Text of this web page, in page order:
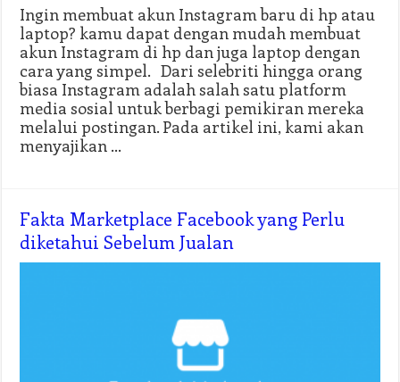
Ingin membuat akun Instagram baru di hp atau
laptop? kamu dapat dengan mudah membuat
akun Instagram di hp dan juga laptop dengan
cara yang simpel. Dari selebriti hingga orang
biasa Instagram adalah salah satu platform
media sosial untuk berbagi pemikiran mereka
melalui postingan. Pada artikel ini, kami akan
menyajikan …
Fakta Marketplace Facebook yang Perlu
diketahui Sebelum Jualan